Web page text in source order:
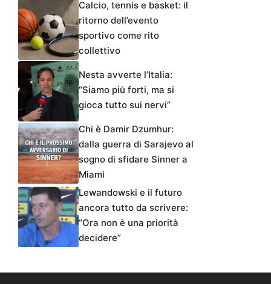
Calcio, tennis e basket: il
ritorno dell’evento
sportivo come rito
collettivo
Nesta avverte l’Italia:
“Siamo più forti, ma si
gioca tutto sui nervi”
Chi è Damir Dzumhur:
dalla guerra di Sarajevo al
sogno di sfidare Sinner a
Miami
Lewandowski e il futuro
ancora tutto da scrivere:
“Ora non è una priorità
decidere”